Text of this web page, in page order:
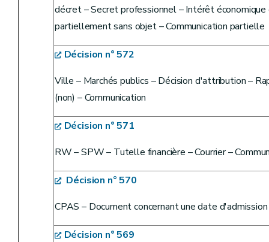
décret – Secret professionnel – Intérêt économique
partiellement sans objet – Communication partielle
Décision n° 572
Ville – Marchés publics – Décision d'attribution –
(non) – Communication
Décision n° 571
RW – SPW – Tutelle financière – Courrier –
Décision n° 570
CPAS – Document concernant une date
Décision n° 569